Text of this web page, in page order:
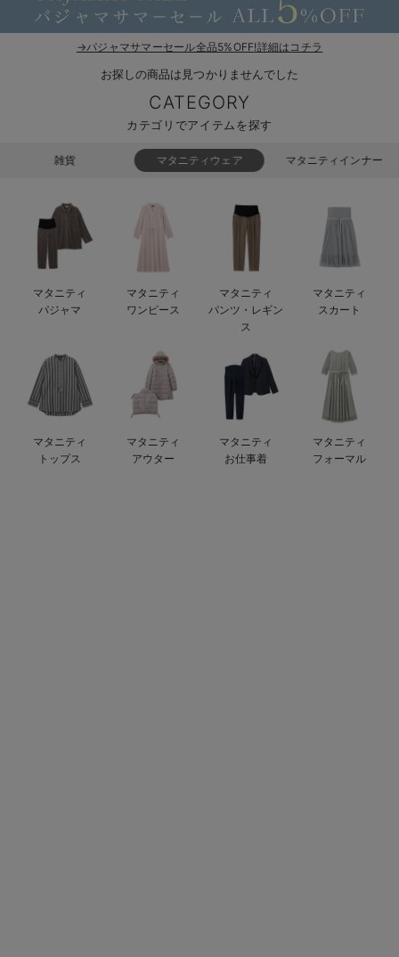
ベビー ブルマ
ベビー スカート
ベビー セットアップ
ベビー帽子（新生児・乳児）
新生児スリーパー・ベビーパジャマ
ベビーシューズ・ファーストシューズ・ベビー靴下
ベビー 小物
ベビー 雑貨 小物
ベビー安全グッズ
授乳・調乳・お食事
赤ちゃん 洗剤・洗濯用品・お掃除
赤ちゃん お風呂・ベビースキンケア
おむつ関連グッズ
ベビーの動物なりきり特集
ベビー 夏のお役立ちグッズ特集
【素材別】ベビーロンパース特集
【アウトレット】パジャマ
【アウトレット】インナー
【アウトレット】ベビー
コットン素材
ブラトップ
快適機能ウェア特集 トップス
快適機能ウェア特集 ボトムス
快適機能ウェア特集 パジャマ
安心の日本製。先輩ママが買ってよかった！本当に必要な出産準備品
ハレの日に着るANGELIEBEのセレモニー
買って正解！高評価レビューアイテム
スカート
パジャマ
インナー
ベビー
MAX55%OFF ブラックフ
オフィス
きれいめ美脚パンツ派
ツィード派
王道シンプル派
短肌着
セット
快適ウェア10%OFF
ジャンパースカート/
ワーク・オフィス
カジュアル
あったかアイテム｜
10,001円（税込）〜
女の子におススメの
男の子におススメの
もらって嬉しいギフト
何枚あっても嬉しい
長く使えるアイテム
お部屋映えアイテム
保温&リカバリー
レギンス・タイツ
カップ付きインナー
裏起毛素材
【冬のあったか特集
→パジャマサマーセール全品5%OFF!詳細はコチラ
お探しの商品は見つかりませんでした
CATEGORY
カテゴリでアイテムを探す
雑貨 マタニティウェア マタニティインナー
マタニティ
パジャマ
マタニティ
ワンピース
マタニティ
パンツ・レギン
ス
マタニティ
スカート
マタニティ
トップス
マタニティ
アウター
マタニティ
お仕事着
マタニティ
フォーマル